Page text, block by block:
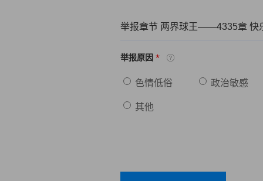
举报章节 两界球王——4335章 快
举报原因 *
色情低俗 政治敏感
其他